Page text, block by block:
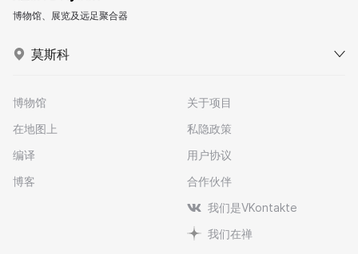
博物馆、展览及远足聚合器
莫斯科
博物馆
在地图上
编译
博客
关于项目
私隐政策
用户协议
合作伙伴
我们是VKontakte
我们在禅